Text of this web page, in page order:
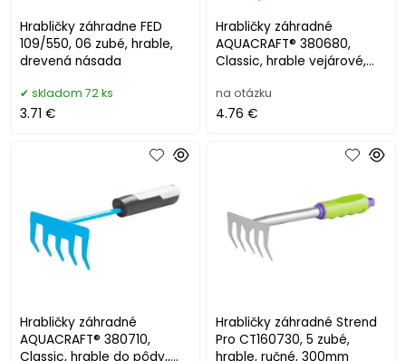
Hrabličky záhradne FED
109/550, 06 zubé, hrable,
drevená násada
skladom 72 ks
3.71 €
Hrabličky záhradné
AQUACRAFT® 380680,
Classic, hrable vejárové,
na otázku
4.76 €
Hrabličky záhradné
AQUACRAFT® 380710,
Classic, hrable do pôdy,,
Hrabličky záhradné Strend
Pro CT160730, 5 zubé,
hrable, ručné, 300mm